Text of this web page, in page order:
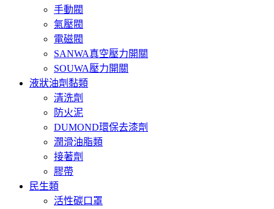
手動閥
氣壓閥
電磁閥
SANWA真空壓力開關
SOUWA壓力開關
液狀油劑黏類
清洗劑
防火泥
DUMOND環保去漆劑
潤滑油脂類
接著劑
膠帶
民生類
活性碳口罩